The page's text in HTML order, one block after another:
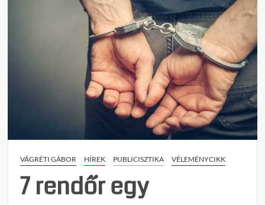
Tibor
A
Tisza
a
VÁGRÉTI GÁBOR HÍREK PUBLICISZTIKA VÉLEMÉNYCIKK
7 rendőr egy